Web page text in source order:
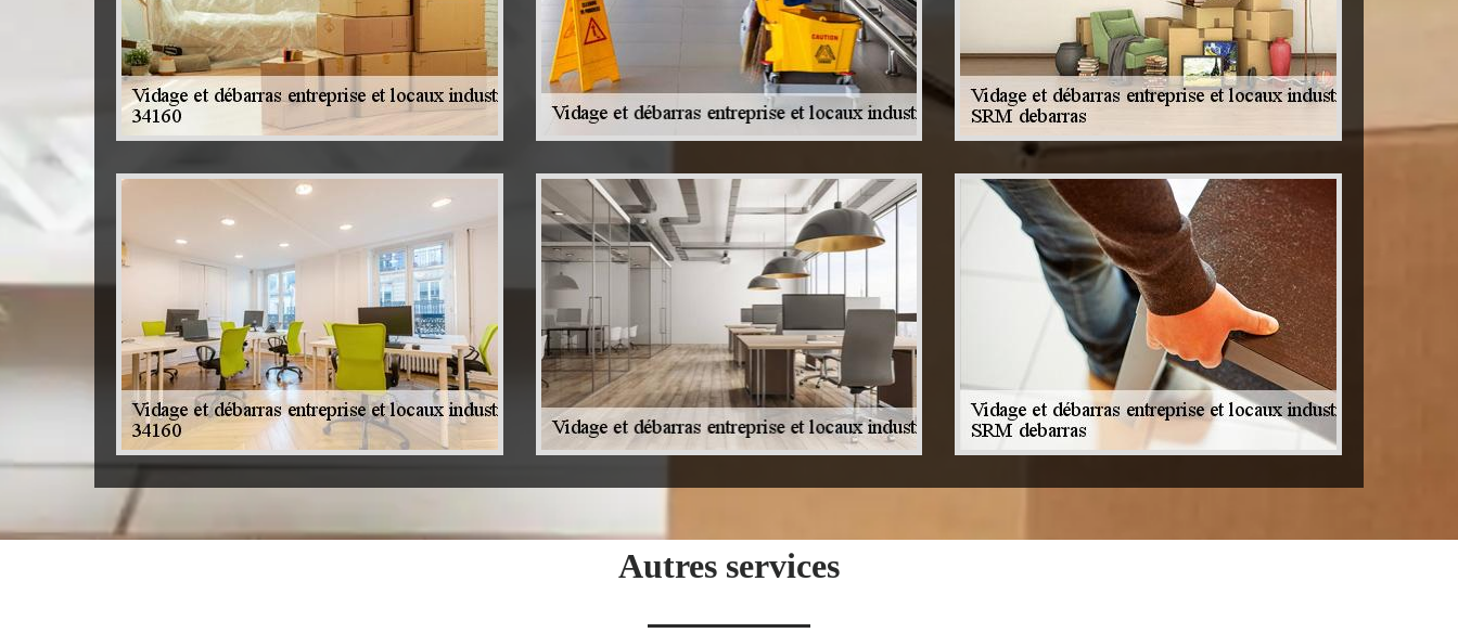
Autres services